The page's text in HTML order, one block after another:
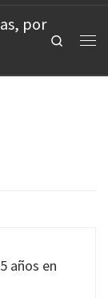
por
Search
años en